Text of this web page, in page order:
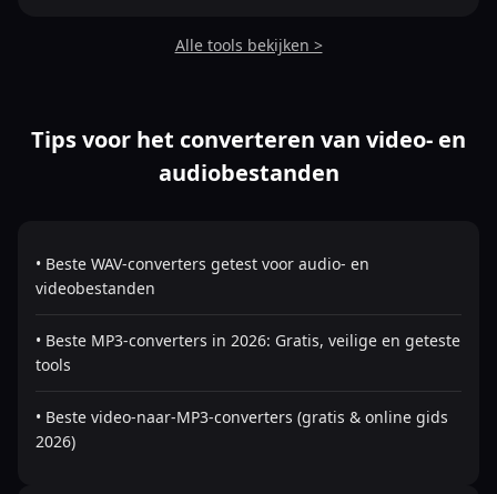
Alle tools bekijken >
Tips voor het converteren van video- en
audiobestanden
• Beste WAV-converters getest voor audio- en
videobestanden
• Beste MP3-converters in 2026: Gratis, veilige en geteste
tools
• Beste video-naar-MP3-converters (gratis & online gids
2026)